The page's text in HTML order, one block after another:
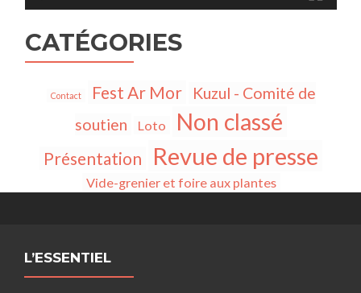
CATÉGORIES
Contact Fest Ar Mor
Kuzul - Comité de
soutien
Loto Non classé
Présentation Revue de presse
Vide-grenier et foire aux plantes
L’ESSENTIEL